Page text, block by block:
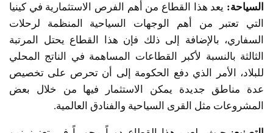
السياحة: يعد هذا القطاع من أهم الفرص الاستثمارية في كينيا
التي تعتبر من أهم الوجهات السياحية المنظمة لرحلات
السفاري، بالإضافة إلى ذلك فإن هذا القطاع يحتل المرتبة
الثالثة بالنسبة لأكبر القطاعات المساهمة في الناتج المحلي
للبلاد، الأمر الذي دفع الحكومة إلى أن تحرص على تخصيص
عدة مناطق جديدة يمكن الاستثمار فيها من خلال بعض
المشروعات مثل القرى السياحية والفنادق العالمية.